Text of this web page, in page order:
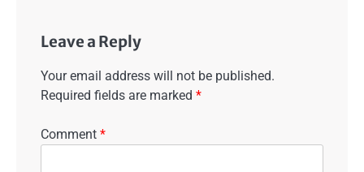
Leave a Reply
Your email address will not be published.
Required fields are marked *
Comment *